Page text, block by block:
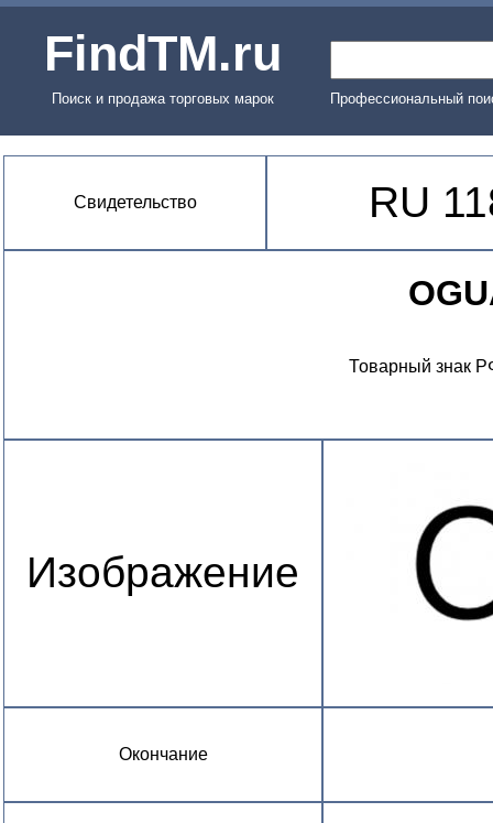
FindTM.ru
Поиск и продажа торговых марок Профессиональный
Свидетельство RU
Товарный знак
Изображение
Окончание